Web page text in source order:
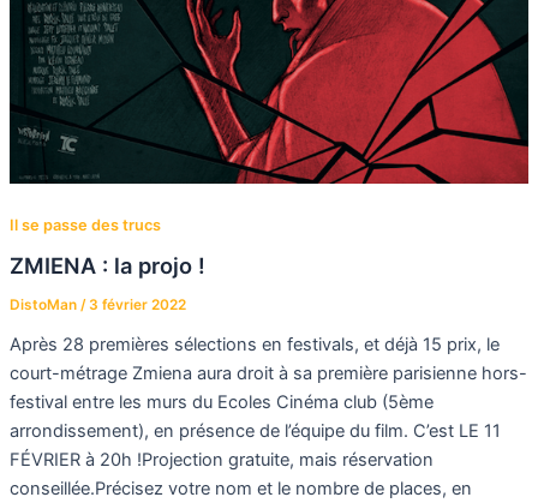
Il se passe des trucs
ZMIENA : la projo !
DistoMan / 3 février 2022
Après 28 premières sélections en festivals, et déjà 15 prix, le
court-métrage Zmiena aura droit à sa première parisienne hors-
festival entre les murs du Ecoles Cinéma club (5ème
arrondissement), en présence de l’équipe du film. C’est LE 11
FÉVRIER à 20h !Projection gratuite, mais réservation
conseillée.Précisez votre nom et le nombre de places, en